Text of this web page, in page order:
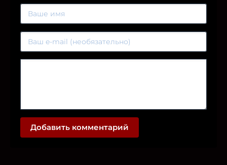
Добавить комментарий